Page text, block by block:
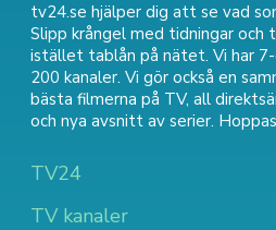
tv24.se hjälper dig att se vad
Slipp krångel med tidningar och
istället tablån på nätet. Vi har
200 kanaler. Vi gör också en
bästa filmerna på TV, all
och nya avsnitt av serier.
TV24
TV kanaler